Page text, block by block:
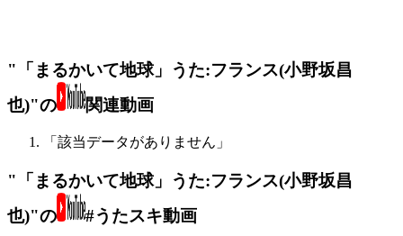
"「まるかいて地球」うた:フランス(小野坂昌
也)"の
関連動画
「該当データがありません」
"「まるかいて地球」うた:フランス(小野坂昌
也)"の
#うたスキ動画